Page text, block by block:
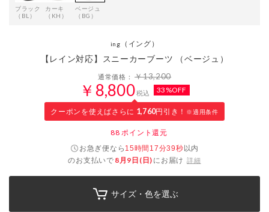
ブラック
（BL）
カーキ
（KH）
ベージュ
（BG）
ing （イング）
【レイン対応】スニーカーブーツ （ベージュ）
通常価格：￥13,200
￥8,800税込 33%OFF
クーポンを使えばさらに 1,760円引き！ ※適用条件
88 ポイント還元
お急ぎ便なら 15時間17分38秒以内
のお支払いで 8月9日(日) にお届け 詳細
サイズ・色を選ぶ